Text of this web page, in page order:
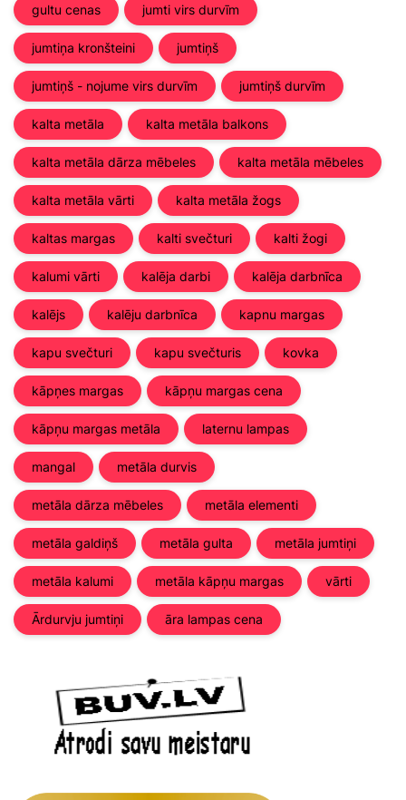
gultu cenas jumti virs durvīm
jumtiņa kronšteini jumtiņš
jumtiņš - nojume virs durvīm jumtiņš durvīm
kalta metāla kalta metāla balkons
kalta metāla dārza mēbeles kalta metāla mēbeles
kalta metāla vārti kalta metāla žogs
kaltas margas kalti svečturi kalti žogi
kalumi vārti kalēja darbi kalēja darbnīca
kalējs kalēju darbnīca kapnu margas
kapu svečturi kapu svečturis kovka
kāpņes margas kāpņu margas cena
kāpņu margas metāla laternu lampas
mangal metāla durvis
metāla dārza mēbeles metāla elementi
metāla galdiņš metāla gulta metāla jumtiņi
metāla kalumi metāla kāpņu margas vārti
Ārdurvju jumtiņi āra lampas cena